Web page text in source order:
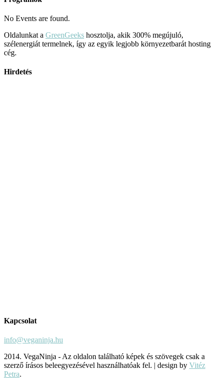
No Events are found.
Oldalunkat a GreenGeeks hosztolja, akik 300% megújuló,
szélenergiát termelnek, így az egyik legjobb környezetbarát hosting
cég.
Hirdetés
Kapcsolat
info@veganinja.hu
2014. VegaNinja - Az oldalon található képek és szövegek csak a
szerző írásos beleegyezésével használhatóak fel. | design by Vitéz
Petra.